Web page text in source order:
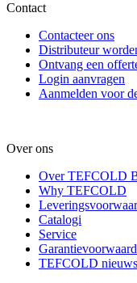
Contact
Contacteer ons
Distributeur
Ontvang een
Login aanvragen
Aanmelden voor
Over ons
Over TEFCOLD
Why TEFCOLD
Catalogi
Service
TEFCOLD nieuws